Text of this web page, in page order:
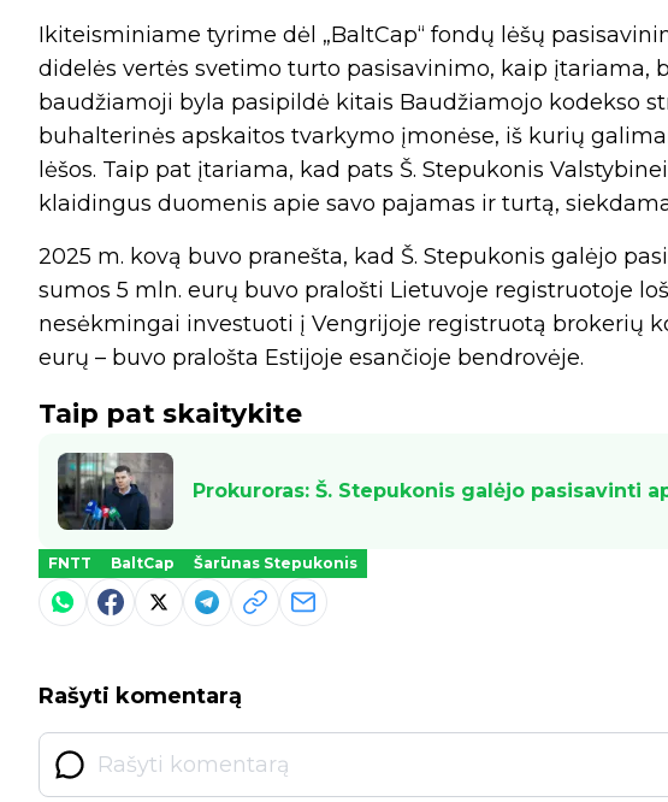
Ikiteisminiame tyrime dėl „BaltCap“ fondų lėšų
didelės vertės svetimo turto pasisavinimo, kaip įtariama,
baudžiamoji byla pasipildė kitais Baudžiamojo kodekso
buhalterinės apskaitos tvarkymo įmonėse, iš kurių
lėšos. Taip pat įtariama, kad pats Š. Stepukonis
klaidingus duomenis apie savo pajamas ir turtą,
2025 m. kovą buvo pranešta, kad Š. Stepukonis galėjo
sumos 5 mln. eurų buvo pralošti Lietuvoje registruotoje
nesėkmingai investuoti į Vengrijoje registruotą brokerių
eurų – buvo pralošta Estijoje esančioje bendrovėje.
Taip pat skaitykite
Prokuroras: Š. Stepukonis galėjo pasisavinti
FNTT BaltCap Šarūnas Stepukonis
Rašyti komentarą